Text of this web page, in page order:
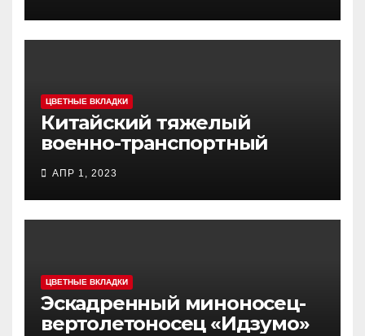
ЦВЕТНЫЕ ВКЛАДКИ
Китайский тяжелый
военно-транспортный
самолет (BTC) Y-20
(«ЮНЬ-20») «Куньпин»
АПР 1, 2023
ЦВЕТНЫЕ ВКЛАДКИ
Эскадренный миноносец-
вертолетоносец «Идзумо»